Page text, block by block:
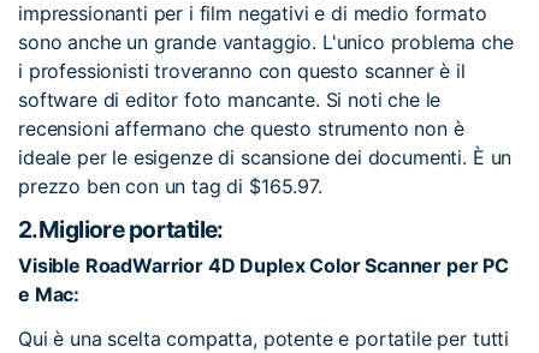
impressionanti per i film negativi e di medio formato
sono anche un grande vantaggio. L'unico problema che
i professionisti troveranno con questo scanner è il
software di editor foto mancante. Si noti che le
recensioni affermano che questo strumento non è
ideale per le esigenze di scansione dei documenti. È un
prezzo ben con un tag di $165.97.
2.Migliore portatile:
Visible RoadWarrior 4D Duplex Color Scanner per PC
e Mac:
Qui è una scelta compatta, potente e portatile per tutti